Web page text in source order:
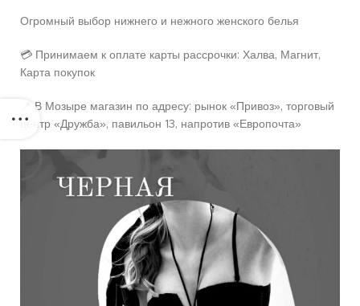
Огромный выбор нижнего и нежного женского белья
💳 Принимаем к оплате карты рассрочки: Халва, Магнит,
Карта покупок
📍 В Мозыре магазин по адресу: рынок «Привоз», торговый
центр «Дружба», павильон 13, напротив «Европочта»